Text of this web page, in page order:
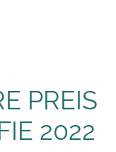
PREIS
2022